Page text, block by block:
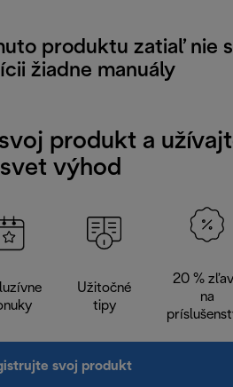
produktu zatiaľ nie
žiadne manuály
produkt a
výhod
Užitočné
tipy
20 %
na
svoj produkt